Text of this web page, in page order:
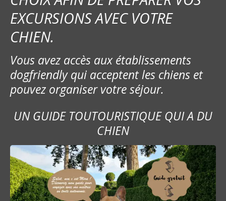
d
e
s
m
e
s
a
g
e
EXCURSIONS AVEC VOTRE
CHIEN.
Vous avez accès aux établissements
dogfriendly qui acceptent les chiens et
pouvez organiser votre séjour.
UN GUIDE TOUTOURISTIQUE QUI A DU
CHIEN